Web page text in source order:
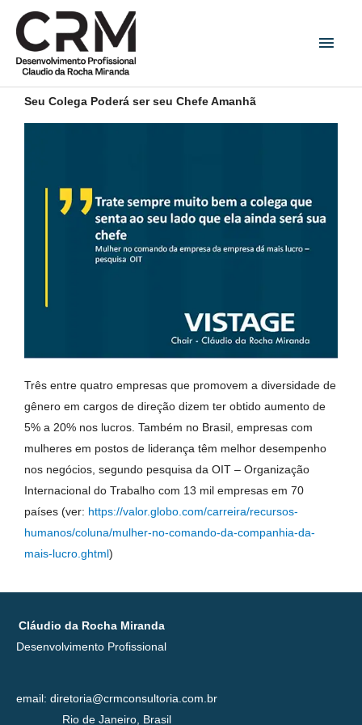
para
conteúdo
Seu Colega Poderá ser seu Chefe Amanhã
Três entre quatro empresas que promovem a diversidade de
gênero em cargos de direção dizem ter obtido aumento de
5% a 20% nos lucros. Também no Brasil, empresas com
mulheres em postos de liderança têm melhor desempenho
nos negócios, segundo pesquisa da OIT – Organização
Internacional do Trabalho com 13 mil empresas em 70
países (ver: https://valor.globo.com/carreira/recursos-
humanos/coluna/mulher-no-comando-da-companhia-da-
mais-lucro.ghtml)
Cláudio da Rocha Miranda
Desenvolvimento Profissional
email: diretoria@crmconsultoria.com.br
Rio de Janeiro, Brasil